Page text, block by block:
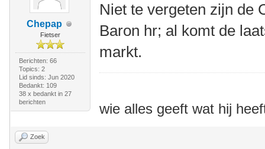
Chepap
Fietser
Berichten: 66
Topics: 2
Lid sinds: Jun 2020
Bedankt: 109
38 x bedankt in 27
berichten
Niet te vergeten zijn de
Baron hr; al komt de
markt.
wie alles geeft wat hij
Zoek